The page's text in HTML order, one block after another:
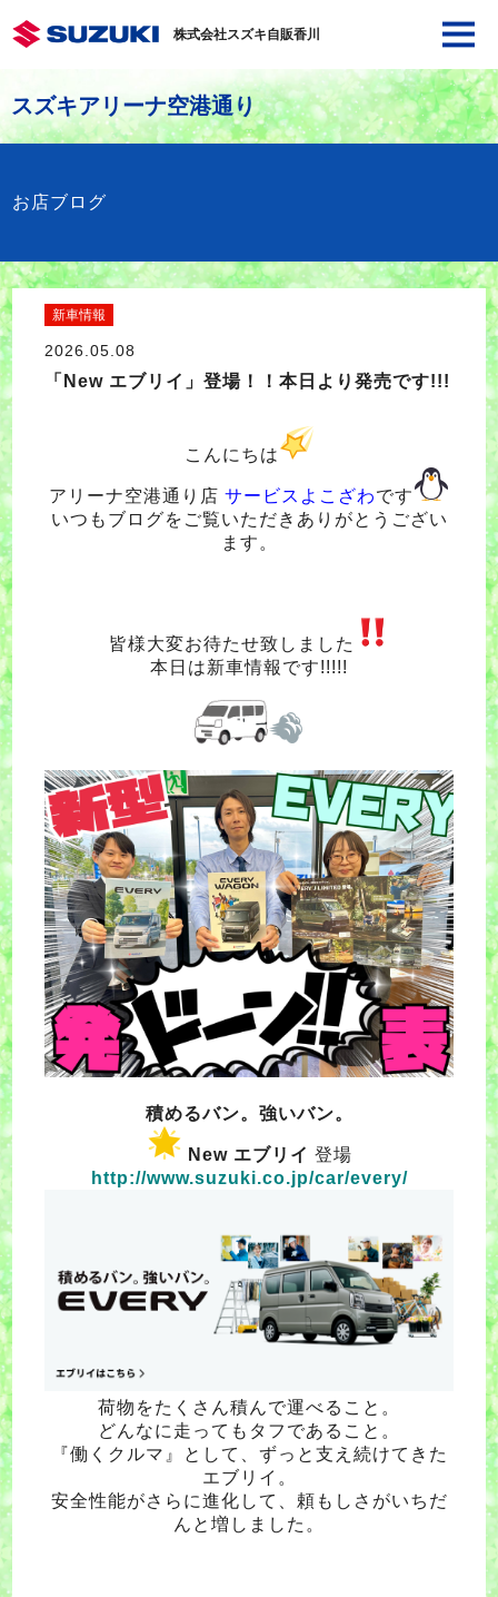
株式会社スズキ自販香川
スズキアリーナ空港通り
お店ブログ
新車情報
2026.05.08
「New エブリイ」登場！！本日より発売です!!!
こんにちは
アリーナ空港通り店 サービスよこざわです
いつもブログをご覧いただきありがとうござい
ます。
皆様大変お待たせ致しました
本日は新車情報です!!!!!
積めるバン。強いバン。
New エブリイ 登場
http://www.suzuki.co.jp/car/every/
荷物をたくさん積んで運べること。
どんなに走ってもタフであること。
『働くクルマ』として、ずっと支え続けてきた
エブリイ。
安全性能がさらに進化して、頼もしさがいちだ
んと増しました。